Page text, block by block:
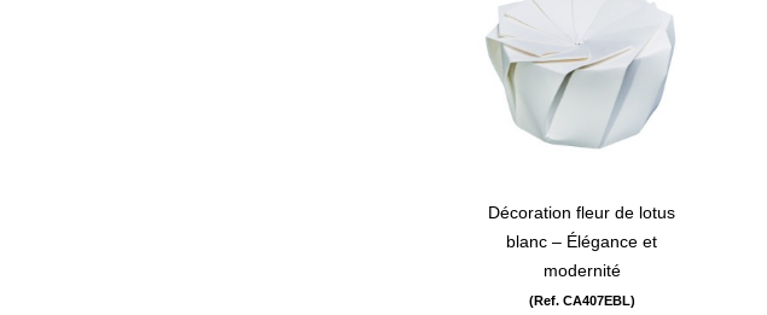
visibility
Décoration fleur de lotus
blanc – Élégance et
modernité
(Ref. CA407EBL)